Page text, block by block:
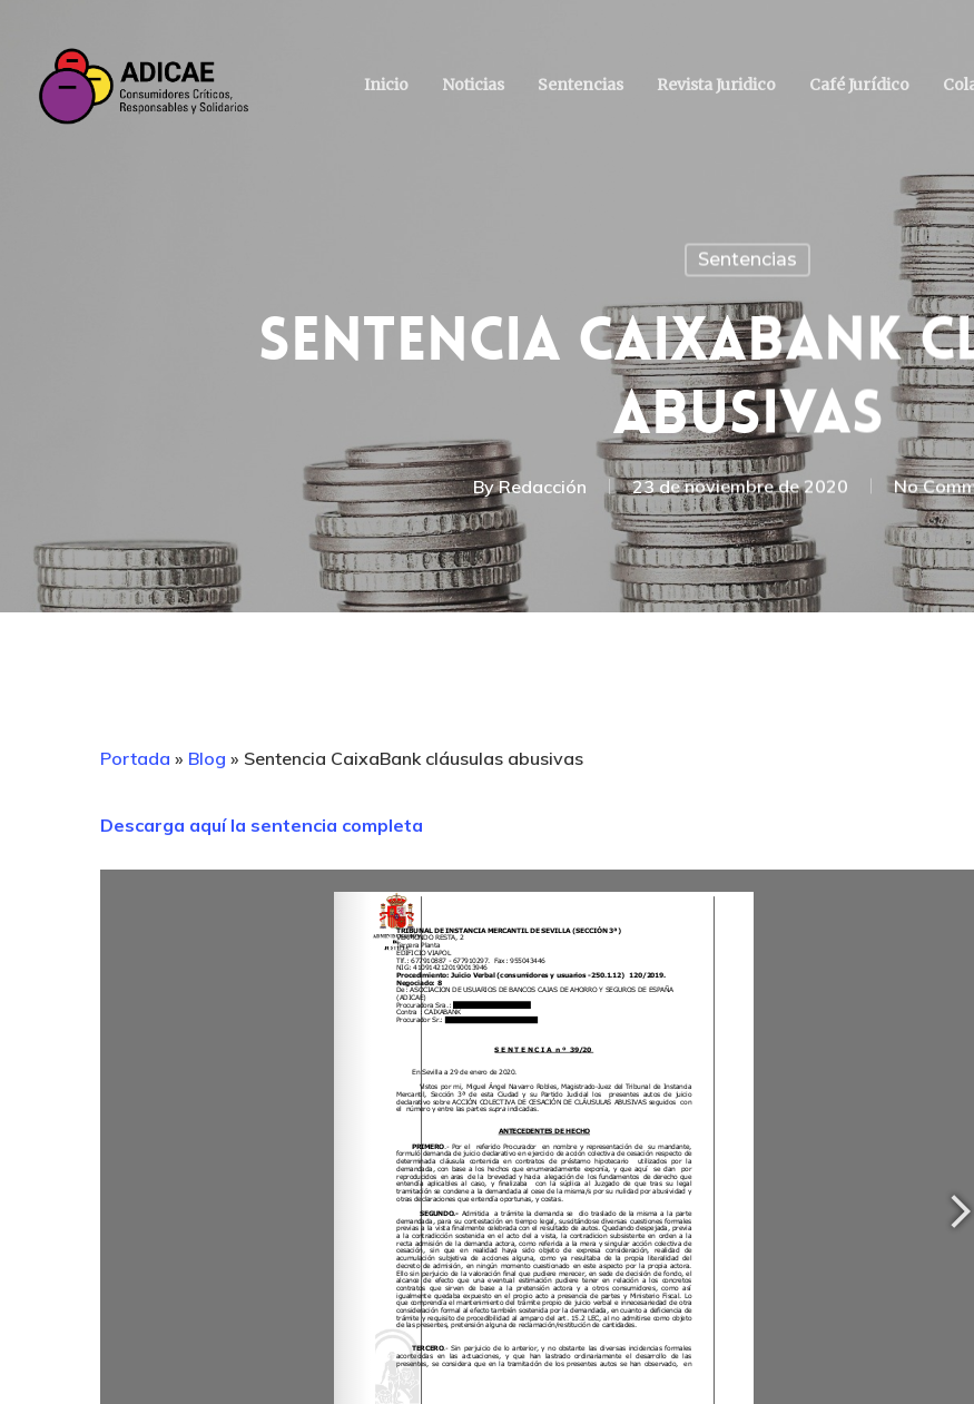
Inicio Noticias Sentencias Revista Juridico Café Jurídico
Sentencias
Sentencia CaixaBank
Abusivas
ByRedacción 23 de noviembre de 2020 No
Portada » Blog » Sentencia CaixaBank cláusulas abusivas
Descarga aquí la sentencia completa